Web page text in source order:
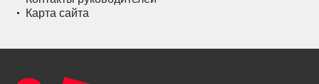
Карта сайта